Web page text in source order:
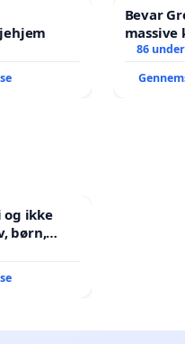
Bevar
massive
Struer-
86
ikke
i mange